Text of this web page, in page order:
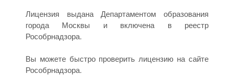
Лицензия выдана Департаментом образования
города Москвы и включена в реестр
Рособрнадзора.
Вы можете быстро проверить лицензию на сайте
Рособрнадзора.